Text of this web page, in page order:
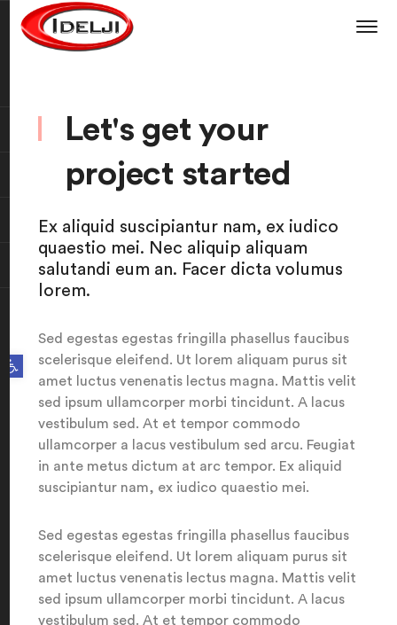
Open toolbar
Let's get your
project started
Ex aliquid suscipiantur nam, ex iudico
quaestio mei. Nec aliquip aliquam
salutandi eum an. Facer dicta volumus
lorem.
Sed egestas egestas fringilla phasellus faucibus
scelerisque eleifend. Ut lorem aliquam purus sit
amet luctus venenatis lectus magna. Mattis velit
sed ipsum ullamcorper morbi tincidunt. A lacus
vestibulum sed. At et tempor commodo
ullamcorper a lacus vestibulum sed arcu. Feugiat
in ante metus dictum at arc tempor. Ex aliquid
suscipiantur nam, ex iudico quaestio mei.
Sed egestas egestas fringilla phasellus faucibus
scelerisque eleifend. Ut lorem aliquam purus sit
amet luctus venenatis lectus magna. Mattis velit
sed ipsum ullamcorper morbi tincidunt. A lacus
vestibulum sed. At et tempor commodo